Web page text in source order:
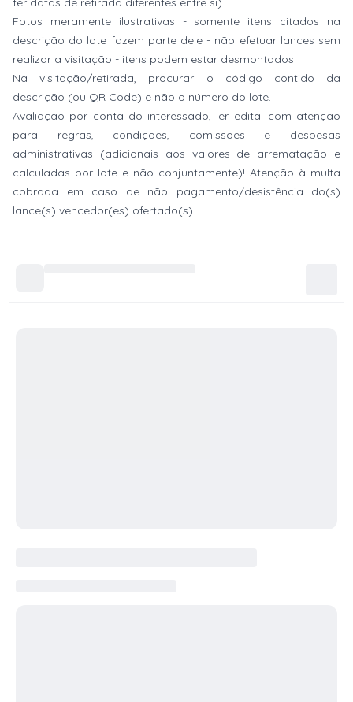
Fotos meramente ilustrativas - somente itens citados na
descrição do lote fazem parte dele - não efetuar lances sem
realizar a visitação - itens podem estar desmontados.
Na visitação/retirada, procurar o código contido da
descrição (ou QR Code) e não o número do lote.
Avaliação por conta do interessado, ler edital com atenção
para regras, condições, comissões e despesas
administrativas (adicionais aos valores de arrematação e
calculadas por lote e não conjuntamente)! Atenção à multa
cobrada em caso de não pagamento/desistência do(s)
lance(s) vencedor(es) ofertado(s).